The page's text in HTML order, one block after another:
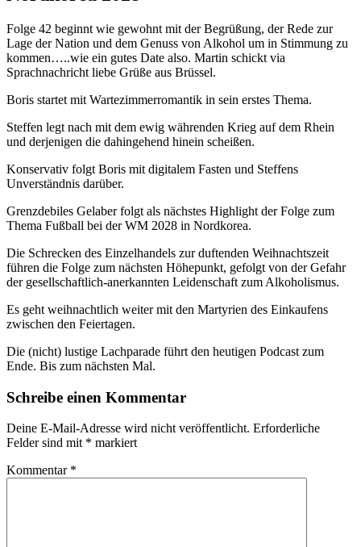
Folge 42 beginnt wie gewohnt mit der Begrüßung, der Rede zur
Lage der Nation und dem Genuss von Alkohol um in Stimmung zu
kommen…..wie ein gutes Date also. Martin schickt via
Sprachnachricht liebe Grüße aus Brüssel.
Boris startet mit Wartezimmerromantik in sein erstes Thema.
Steffen legt nach mit dem ewig währenden Krieg auf dem Rhein
und derjenigen die dahingehend hinein scheißen.
Konservativ folgt Boris mit digitalem Fasten und Steffens
Unverständnis darüber.
Grenzdebiles Gelaber folgt als nächstes Highlight der Folge zum
Thema Fußball bei der WM 2028 in Nordkorea.
Die Schrecken des Einzelhandels zur duftenden Weihnachtszeit
führen die Folge zum nächsten Höhepunkt, gefolgt von der Gefahr
der gesellschaftlich-anerkannten Leidenschaft zum Alkoholismus.
Es geht weihnachtlich weiter mit den Martyrien des Einkaufens
zwischen den Feiertagen.
Die (nicht) lustige Lachparade führt den heutigen Podcast zum
Ende. Bis zum nächsten Mal.
Schreibe einen Kommentar
Deine E-Mail-Adresse wird nicht veröffentlicht. Erforderliche
Felder sind mit * markiert
Kommentar *